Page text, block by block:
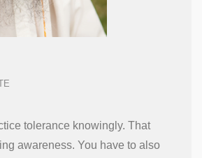
tolerance knowingly. That
awareness. You have to also